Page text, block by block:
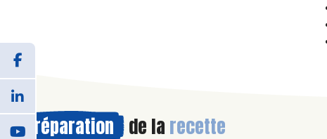
Préparation de la recette